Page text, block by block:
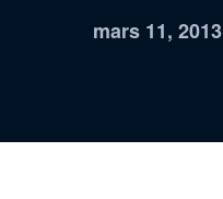
mars 11, 2013